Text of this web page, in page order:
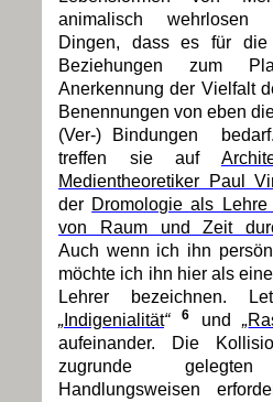
animalisch wehrlosen
Dingen, dass es für die
Beziehungen zum
Anerkennung der Vielfalt
Benennungen von eben
(Ver-) Bindungen
treffen sie auf
Medientheoretiker Paul
der Dromologie als
von Raum und Zeit
Auch wenn ich ihn
möchte ich ihn hier als
Lehrer bezeichnen.
„ Indigenialität“ 6und„
aufeinander. Die
zugrunde
Handlungsweisen